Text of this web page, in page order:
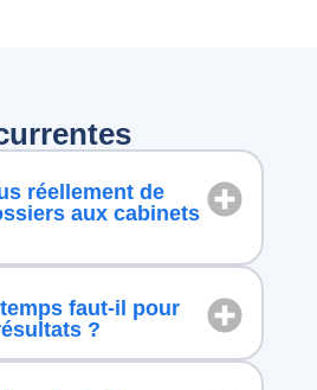
réellement de
aux cabinets
faut-il pour
?